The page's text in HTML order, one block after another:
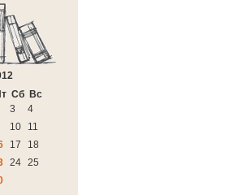
Сб Вс
3
4
10
11
17
18
24 25